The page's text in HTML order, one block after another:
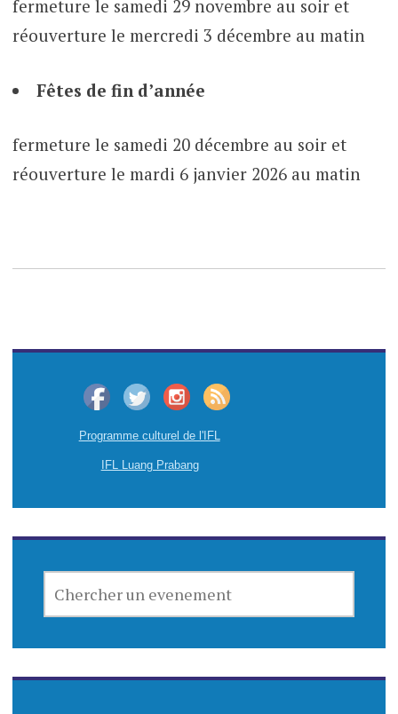
fermeture le samedi 29 novembre au soir et
réouverture le mercredi 3 décembre au matin
Fêtes de fin d’année
fermeture le samedi 20 décembre au soir et
réouverture le mardi 6 janvier 2026 au matin
Programme culturel de l'IFL
IFL Luang Prabang
UN